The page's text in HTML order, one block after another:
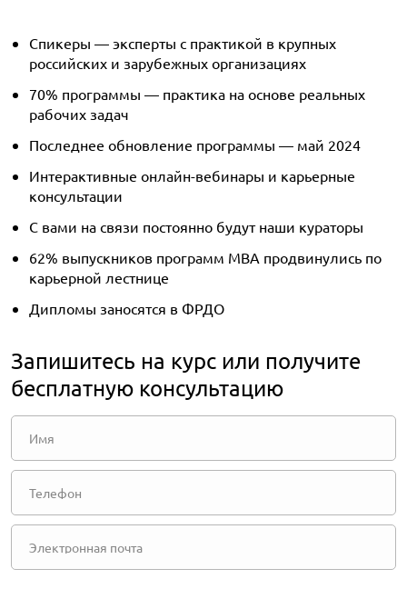
Спикеры — эксперты с практикой в крупных
российских и зарубежных организациях
70% программы — практика на основе реальных
рабочих задач
Последнее обновление программы — май 2024
Интерактивные онлайн-вебинары и карьерные
консультации
С вами на связи постоянно будут наши кураторы
62% выпускников программ MBA продвинулись по
карьерной лестнице
Дипломы заносятся в ФРДО
Запишитесь на курс или получите
бесплатную консультацию